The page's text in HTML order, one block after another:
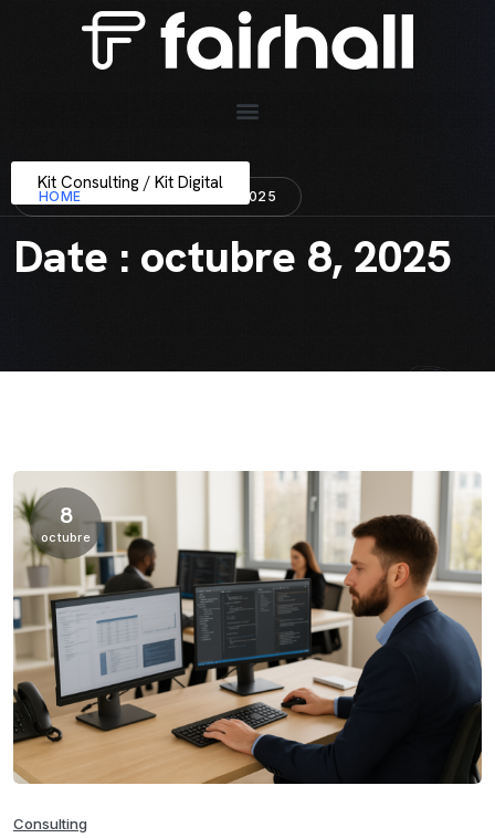
Kit Consulting / Kit Digital
HOME DATE : OCTUBRE 8, 2025
Date : octubre 8, 2025
8
octubre
Consulting